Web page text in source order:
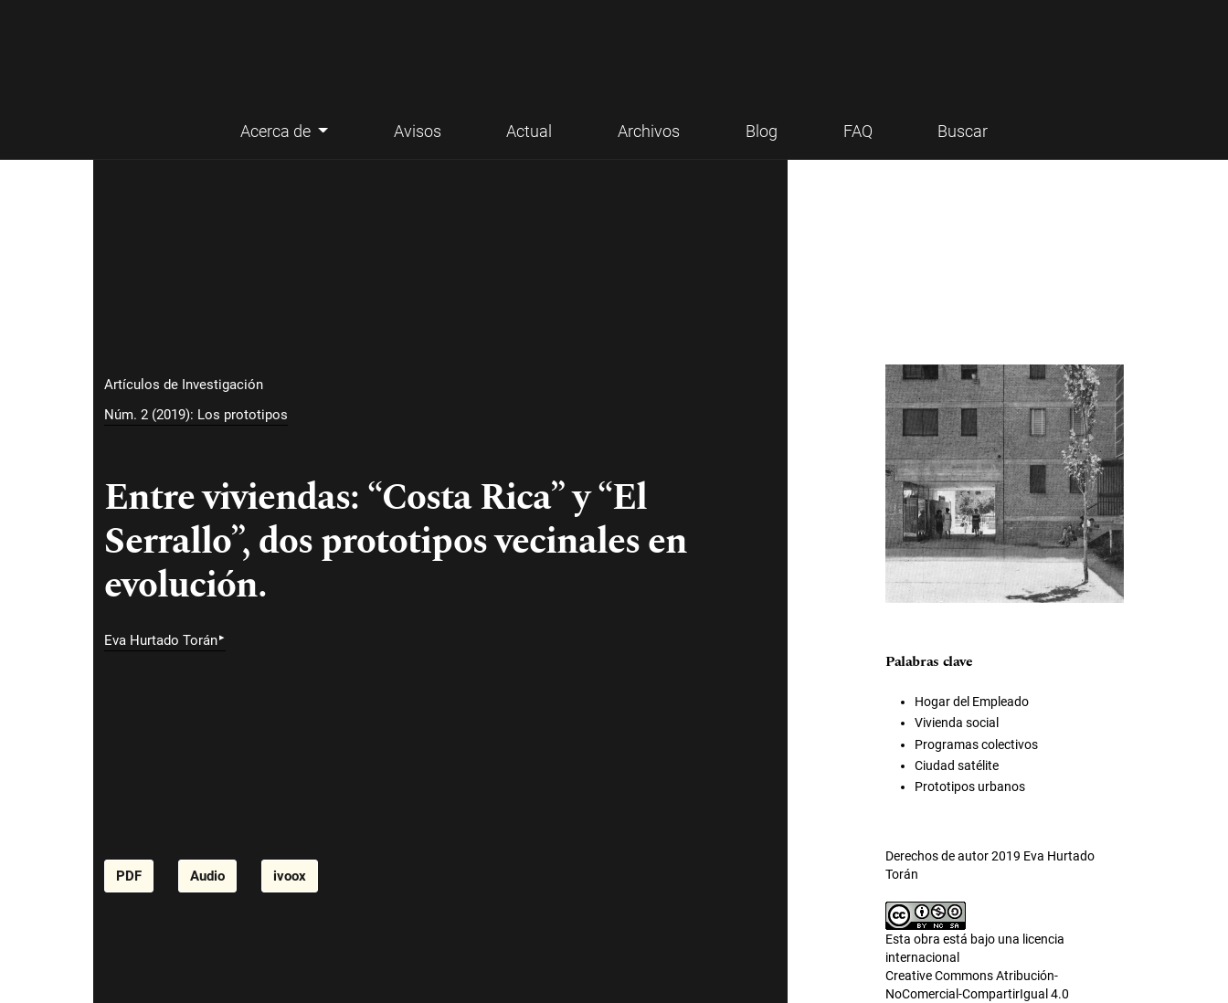
Menú principal Acerca de Avisos Actual Archivos Blog FAQ Buscar
Artículos de Investigación
Núm. 2 (2019): Los prototipos
Entre viviendas: “Costa Rica” y “El
Serrallo”, dos prototipos vecinales en
evolución.
Eva Hurtado Torán▸
PDF Audio ivoox
Imagen de portada
Palabras clave
Hogar del Empleado
Vivienda social
Programas colectivos
Ciudad satélite
Prototipos urbanos
Derechos de autor 2019 Eva Hurtado
Torán
Esta obra está bajo una licencia
internacional
Creative Commons Atribución-
NoComercial-CompartirIgual 4.0